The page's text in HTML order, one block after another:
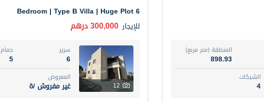
7
اسم الوسيط
مصعب مهدى محمد عبدالرسول
رقم الوسيط
أتصل الأن
المنطقة (متر مربع)
898.93
الشيكات
4
6 Bedroom | Type B Villa | Huge Plot
للإيجار 300,000 درهم
12
سرير
6
حمام
5
المعروض
غير مفروش /ة